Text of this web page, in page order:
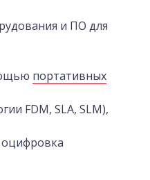
и ПО для
портативных
FDM, SLA, SLM),
оцифровка